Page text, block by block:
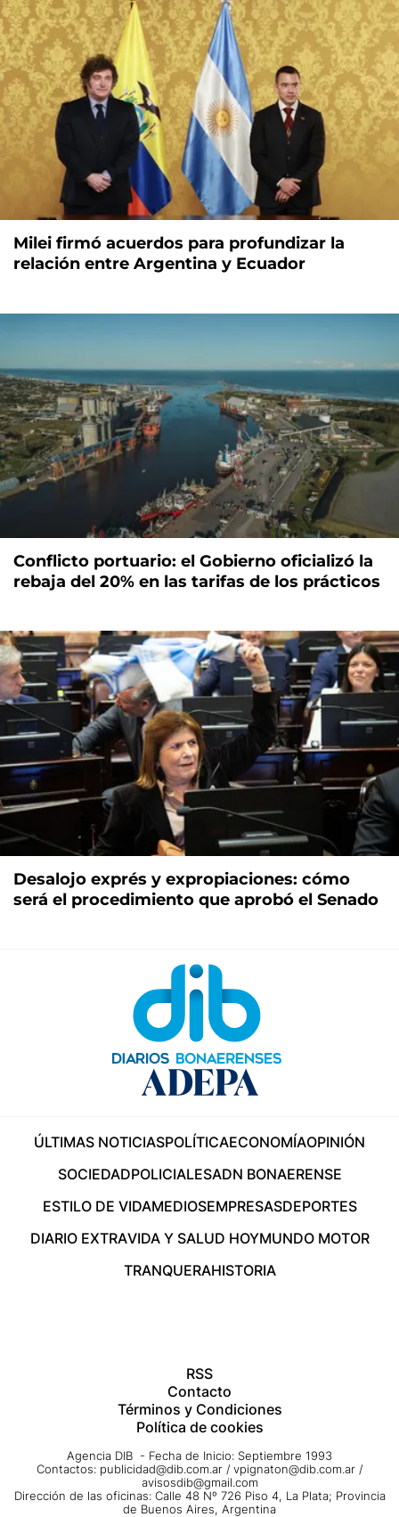
Milei firmó acuerdos para profundizar la
relación entre Argentina y Ecuador
Conflicto portuario: el Gobierno oficializó la
rebaja del 20% en las tarifas de los prácticos
Desalojo exprés y expropiaciones: cómo
será el procedimiento que aprobó el Senado
ÚLTIMAS NOTICIASPOLÍTICAECONOMÍAOPINIÓN
SOCIEDADPOLICIALESADN BONAERENSE
ESTILO DE VIDAMEDIOSEMPRESASDEPORTES
DIARIO EXTRAVIDA Y SALUD HOYMUNDO MOTOR
TRANQUERAHISTORIA
RSS
Contacto
Términos y Condiciones
Política de cookies
Agencia DIB - Fecha de Inicio: Septiembre 1993
Contactos: publicidad@dib.com.ar / vpignaton@dib.com.ar /
avisosdib@gmail.com
Dirección de las oficinas: Calle 48 Nº 726 Piso 4, La Plata; Provincia
de Buenos Aires, Argentina